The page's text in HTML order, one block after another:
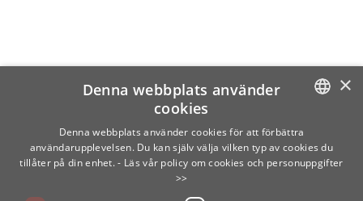
SWEDISH
×
Denna webbplats använder
cookies
Denna webbplats använder cookies för att förbättra
användarupplevelsen. Du kan själv välja vilken typ av cookies du
tillåter på din enhet. - Läs vår policy om cookies och personuppgifter
>>